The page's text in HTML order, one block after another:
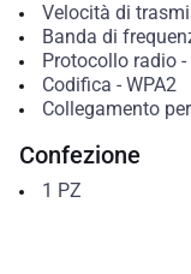
Velocità di
Banda di
Protocollo radio-
Codifica - WPA2
Collegamento
Confezione
1 PZ